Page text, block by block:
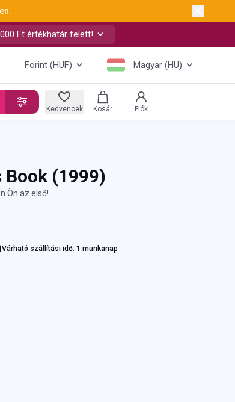
Ft értékhatár felett!
Forint (HUF) Magyar (HU)
Kedvencek Kosár Fiók
Book (1999)
Ön az első!
Várható szállítási idő: 1 munkanap